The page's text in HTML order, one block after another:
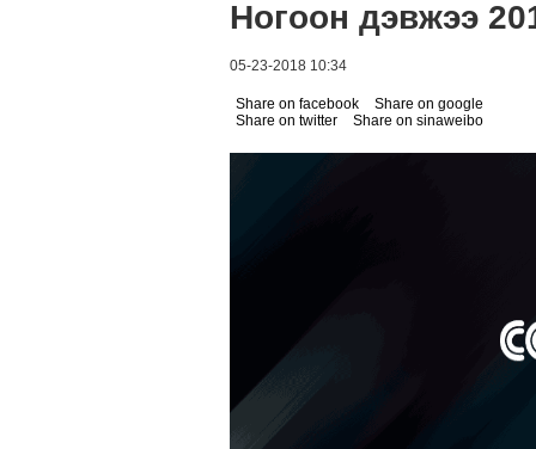
Ногоон дэвжээ
05-23-2018 10:34
Share on facebook
Share on google
Share on twitter
Share on sinaweibo